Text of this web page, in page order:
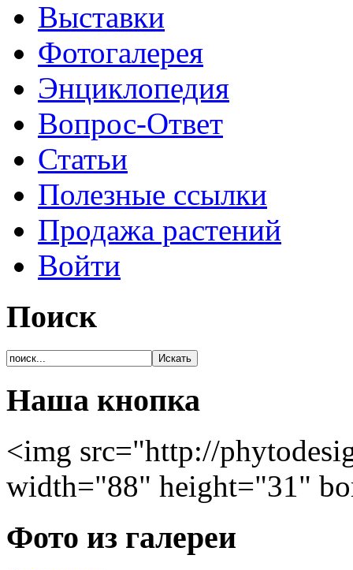
Выставки
Фотогалерея
Энциклопедия
Вопрос-Ответ
Статьи
Полезные ссылки
Продажа растений
Войти
Поиск
Наша кнопка
<img src="http://
width="88" height="31"
Фото из галереи